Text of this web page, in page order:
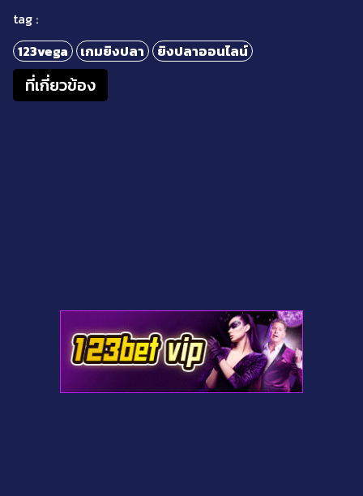
tag :
123vega
เกมยิงปลา ยิงปลาออนไลน์
ที่เกี่ยวข้อง